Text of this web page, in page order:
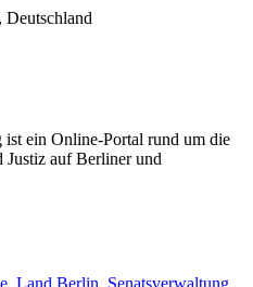
Deutschland
ein Online-Portal rund um die
auf Berliner und
Land Berlin Senatsverwaltung